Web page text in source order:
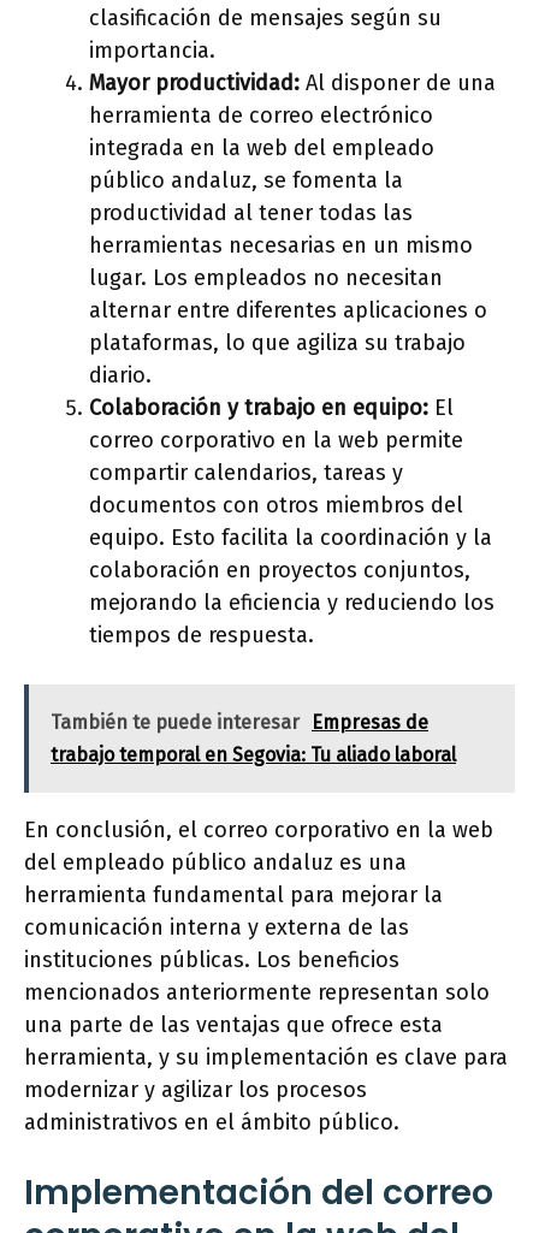
clasificación de mensajes según su
importancia.
Mayor productividad: Al disponer de una
herramienta de correo electrónico
integrada en la web del empleado
público andaluz, se fomenta la
productividad al tener todas las
herramientas necesarias en un mismo
lugar. Los empleados no necesitan
alternar entre diferentes aplicaciones o
plataformas, lo que agiliza su trabajo
diario.
Colaboración y trabajo en equipo: El
correo corporativo en la web permite
compartir calendarios, tareas y
documentos con otros miembros del
equipo. Esto facilita la coordinación y la
colaboración en proyectos conjuntos,
mejorando la eficiencia y reduciendo los
tiempos de respuesta.
También te puede interesar
Empresas de
trabajo temporal en Segovia: Tu aliado laboral
En conclusión, el correo corporativo en la web
del empleado público andaluz es una
herramienta fundamental para mejorar la
comunicación interna y externa de las
instituciones públicas. Los beneficios
mencionados anteriormente representan solo
una parte de las ventajas que ofrece esta
herramienta, y su implementación es clave para
modernizar y agilizar los procesos
administrativos en el ámbito público.
Implementación del correo